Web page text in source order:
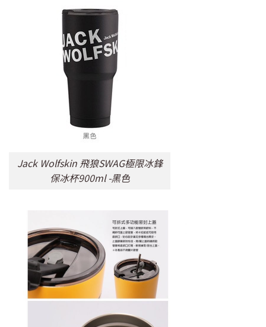
Jack Wolfskin 飛狼SWAG極限冰鋒
保冰杯900ml -黑色